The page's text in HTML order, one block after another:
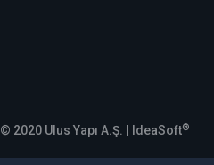
© 2020 Ulus Yapı A.Ş. | IdeaSoft®